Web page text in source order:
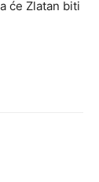
će Zlatan biti